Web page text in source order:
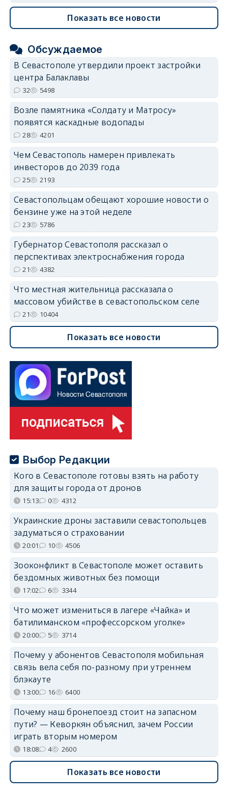
Показать все новости
Обсуждаемое
В Севастополе утвердили проект застройки
центра Балаклавы
32 5498
Возле памятника «Солдату и Матросу»
появятся каскадные водопады
28 4201
Чем Севастополь намерен привлекать
инвесторов до 2039 года
25 2193
Севастопольцам обещают хорошие новости о
бензине уже на этой неделе
23 5786
Губернатор Севастополя рассказал о
перспективах электроснабжения города
21 4382
Что местная жительница рассказала о
массовом убийстве в севастопольском селе
21 10404
Показать все новости
Выбор Редакции
Кого в Севастополе готовы взять на работу
для защиты города от дронов
15:13 0 4312
Украинские дроны заставили севастопольцев
задуматься о страховании
20:01 10 4506
Зооконфликт в Севастополе может оставить
бездомных животных без помощи
17:02 6 3344
Что может измениться в лагере «Чайка» и
батилиманском «профессорском уголке»
20:00 5 3714
Почему у абонентов Севастополя мобильная
связь вела себя по-разному при утреннем
блэкауте
13:00 16 6400
Почему наш бронепоезд стоит на запасном
пути? — Кеворкян объяснил, зачем России
играть вторым номером
18:08 4 2600
Показать все новости